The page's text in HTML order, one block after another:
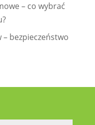
– co wybrać
bezpieczeństwo